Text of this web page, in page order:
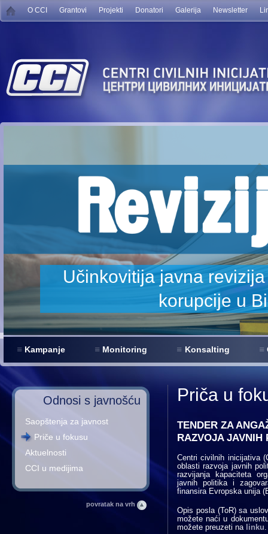
O CCI Grantovi Projekti Donatori Galerija Newsletter
Kampanje Monitoring Konsalting
Odnosi s javnošću
Saopštenja za javnost
Priče u fokusu
Aktuelnosti
CCI u medijima
povratak na vrh
Priča u
TENDER ZA
RAZVOJA JAVNIH
Centri civilnih inicijativa
oblasti razvoja javnih
razvijanja kapaciteta
javnih politika i
finansira Evropska unija
Opis posla (ToR) sa
možete naći u
možete preuzeti na
linku